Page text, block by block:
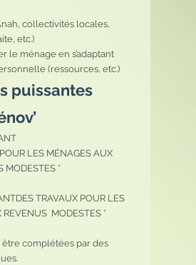
collectivités locales,
etc.)
le ménage en s’adaptant
(ressources, etc.)
puissantes
LES MÉNAGES AUX
MODESTES *
TRAVAUX POUR LES
REVENUS  MODESTES *
complétées par des